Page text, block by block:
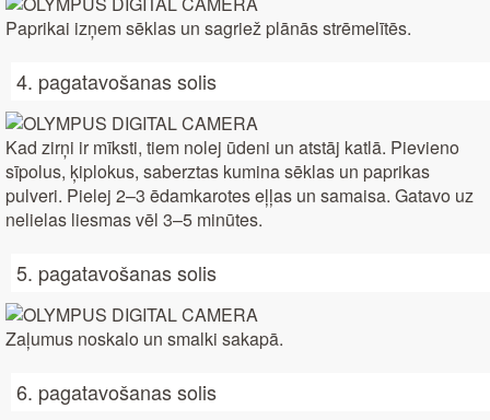
Paprikai izņem sēklas un sagriež plānās strēmelītēs.
4. pagatavošanas solis
Kad zirņi ir mīksti, tiem nolej ūdeni un atstāj katlā. Pievieno
sīpolus, ķiplokus, saberztas kumina sēklas un paprikas
pulveri. Pielej 2–3 ēdamkarotes eļļas un samaisa. Gatavo uz
nelielas liesmas vēl 3–5 minūtes.
5. pagatavošanas solis
Zaļumus noskalo un smalki sakapā.
6. pagatavošanas solis